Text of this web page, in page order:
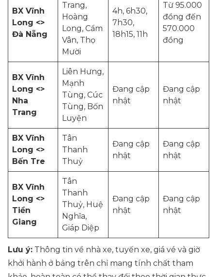
BX Vĩnh
Long <>
Đà Nẵng
Trang,
Hoàng
Long, Cẩm
Vân, Thọ
Mười
4h, 6h30,
7h30,
18h15, 11h
Từ 95.000
đồng đến
570.000
đồng
BX Vĩnh
Long <>
Nha
Trang
Liên Hưng,
Mạnh
Tùng, Cúc
Tùng, Bốn
Luyện
Đang cập
nhật
Đang cập
nhật
BX Vĩnh
Long <>
Bến Tre
Tân
Thanh
Thuỷ
Đang cập
nhật
Đang cập
nhật
BX Vĩnh
Long <>
Tiền
Giang
Tân
Thanh
Thuỷ, Huệ
Nghĩa,
Giáp Diệp
Đang cập
nhật
Đang cập
nhật
Lưu ý: Thông tin về nhà xe, tuyến xe, giá vé và giờ
khởi hành ở bảng trên chỉ mang tính chất tham